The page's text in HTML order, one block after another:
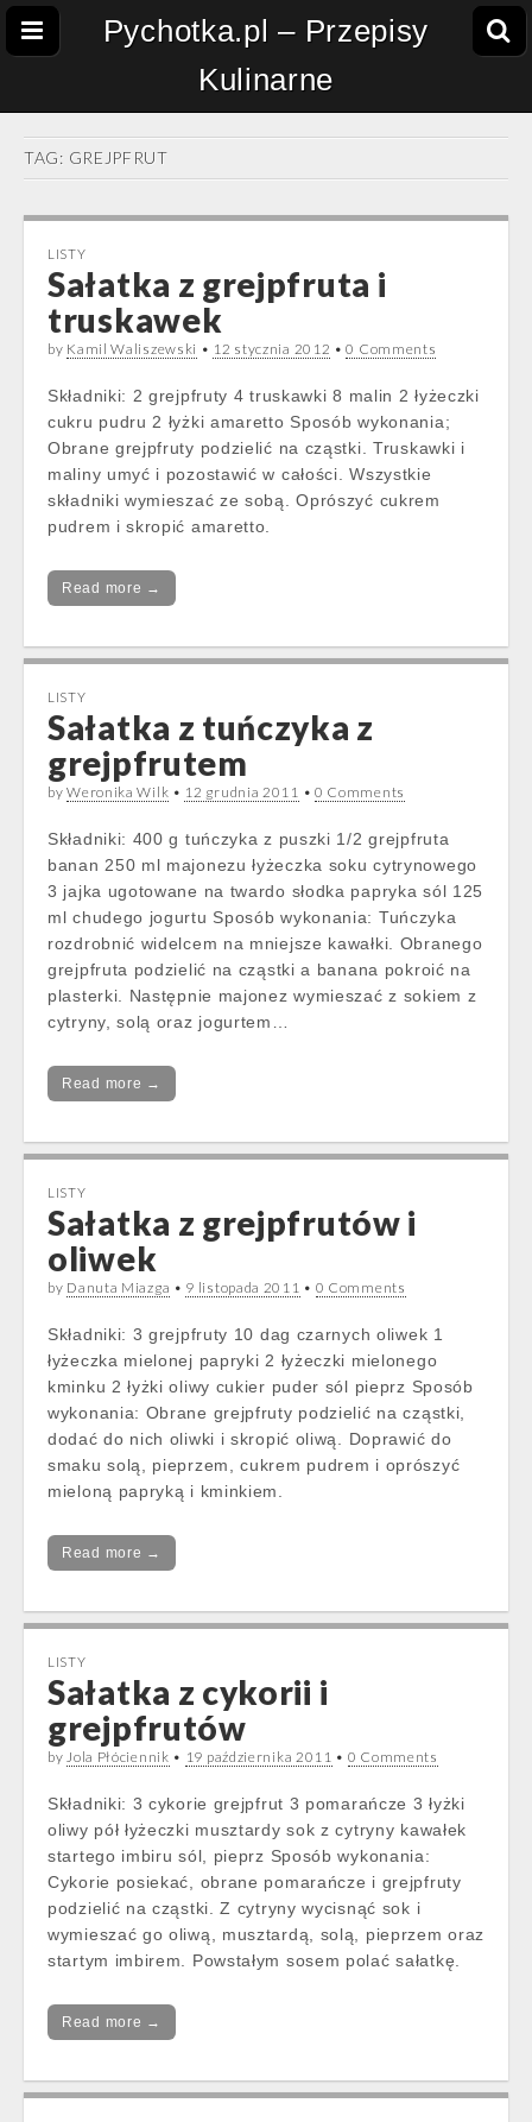
Pychotka.pl – Przepisy
Kulinarne
TAG: GREJPFRUT
LISTY
Sałatka z grejpfruta i
truskawek
by Kamil Waliszewski • 12 stycznia 2012 •0 Comments
Składniki: 2 grejpfruty 4 truskawki 8 malin 2 łyżeczki
cukru pudru 2 łyżki amaretto Sposób wykonania;
Obrane grejpfruty podzielić na cząstki. Truskawki i
maliny umyć i pozostawić w całości. Wszystkie
składniki wymieszać ze sobą. Oprószyć cukrem
pudrem i skropić amaretto.
Read more →
LISTY
Sałatka z tuńczyka z
grejpfrutem
byWeronika Wilk • 12 grudnia 2011 • 0 Comments
Składniki: 400 g tuńczyka z puszki 1/2 grejpfruta
banan 250 ml majonezu łyżeczka soku cytrynowego
3 jajka ugotowane na twardo słodka papryka sól 125
ml chudego jogurtu Sposób wykonania: Tuńczyka
rozdrobnić widelcem na mniejsze kawałki. Obranego
grejpfruta podzielić na cząstki a banana pokroić na
plasterki. Następnie majonez wymieszać z sokiem z
cytryny, solą oraz jogurtem…
Read more →
LISTY
Sałatka z grejpfrutów i
oliwek
by Danuta Miazga • 9 listopada 2011 • 0 Comments
Składniki: 3 grejpfruty 10 dag czarnych oliwek 1
łyżeczka mielonej papryki 2 łyżeczki mielonego
kminku 2 łyżki oliwy cukier puder sól pieprz Sposób
wykonania: Obrane grejpfruty podzielić na cząstki,
dodać do nich oliwki i skropić oliwą. Doprawić do
smaku solą, pieprzem, cukrem pudrem i oprószyć
mieloną papryką i kminkiem.
Read more →
LISTY
Sałatka z cykorii i
grejpfrutów
byJola Płóciennik • 19 października 2011 • 0 Comments
Składniki: 3 cykorie grejpfrut 3 pomarańcze 3 łyżki
oliwy pół łyżeczki musztardy sok z cytryny kawałek
startego imbiru sól, pieprz Sposób wykonania:
Cykorie posiekać, obrane pomarańcze i grejpfruty
podzielić na cząstki. Z cytryny wycisnąć sok i
wymieszać go oliwą, musztardą, solą, pieprzem oraz
startym imbirem. Powstałym sosem polać sałatkę.
Read more →